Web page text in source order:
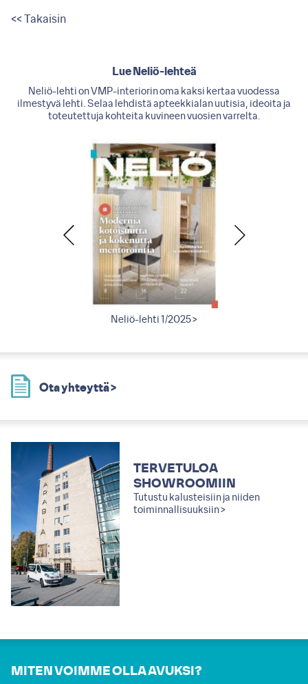
<< Takaisin
Lue Neliö-lehteä
Neliö-lehti on VMP-interiorin oma kaksi kertaa vuodessa
ilmestyvä lehti. Selaa lehdistä apteekkialan uutisia, ideoita ja
toteutettuja kohteita kuvineen vuosien varrelta.
Neliö-lehti 1/2025 >
Ota yhteyttä >
TERVETULOA
SHOWROOMIIN
Tutustu kalusteisiin ja niiden
toiminnallisuuksiin >
MITEN VOIMME OLLA AVUKSI?